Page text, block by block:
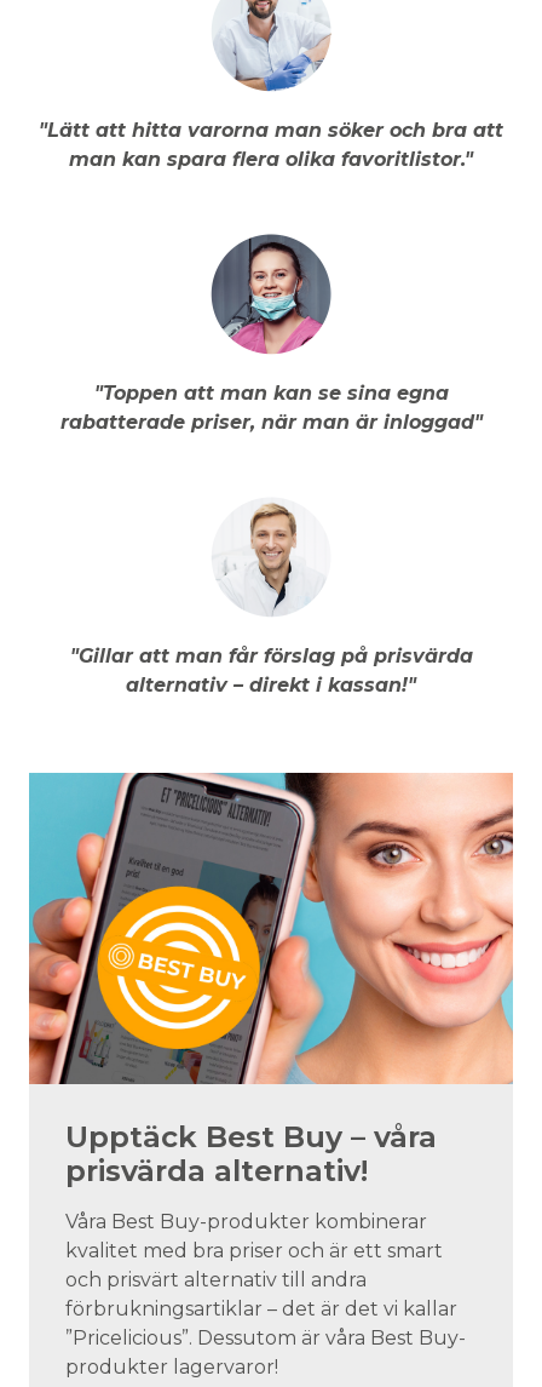
"Lätt att hitta varorna man söker och bra att
man kan spara flera olika favoritlistor."
"Toppen att man kan se sina egna
rabatterade priser, när man är inloggad"
"Gillar att man får förslag på prisvärda
alternativ – direkt i kassan!"
Upptäck Best Buy – våra
prisvärda alternativ!
Våra Best Buy-produkter kombinerar
kvalitet med bra priser och är ett smart
och prisvärt alternativ till andra
förbrukningsartiklar – det är det vi kallar
”Pricelicious”. Dessutom är våra Best Buy-
produkter lagervaror!